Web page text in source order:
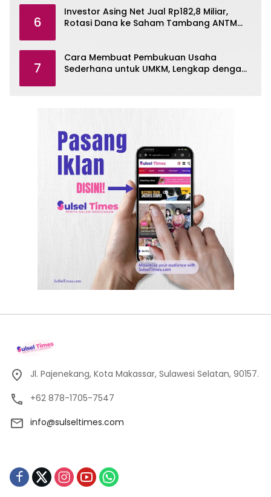
6
Investor Asing Net Jual Rp182,8 Miliar,
Rotasi Dana ke Saham Tambang ANTM
7
Cara Membuat Pembukuan Usaha
Sederhana untuk UMKM, Lengkap dengan
Jl. Pajenekang, Kota Makassar, Sulawesi Selatan, 90157.
+62 878-1705-7547
info@sulseltimes.com